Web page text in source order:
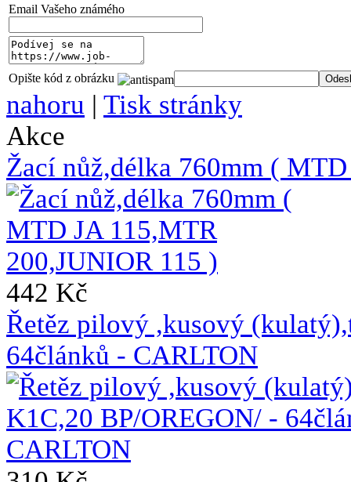
Email Vašeho známého
Opište kód z obrázku
nahoru | Tisk stránky
Akce
Žací nůž,délka 760mm (
442 Kč
Řetěz pilový ,kusový
64článků - CARLTON